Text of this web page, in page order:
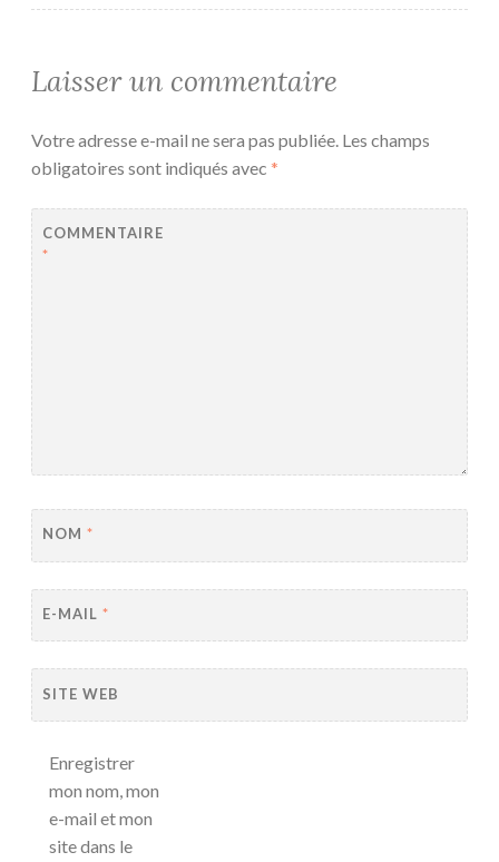
Laisser un commentaire
Votre adresse e-mail ne sera pas publiée. Les champs
obligatoires sont indiqués avec *
COMMENTAIRE
*
NOM *
E-MAIL *
SITE WEB
Enregistrer
mon nom, mon
e-mail et mon
site dans le